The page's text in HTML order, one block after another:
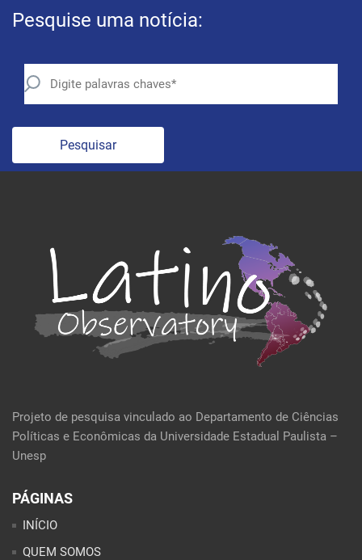
Pesquise uma notícia:
Pesquisar
Projeto de pesquisa vinculado ao Departamento de Ciências
Políticas e Econômicas da Universidade Estadual Paulista –
Unesp
PÁGINAS
INÍCIO
QUEM SOMOS